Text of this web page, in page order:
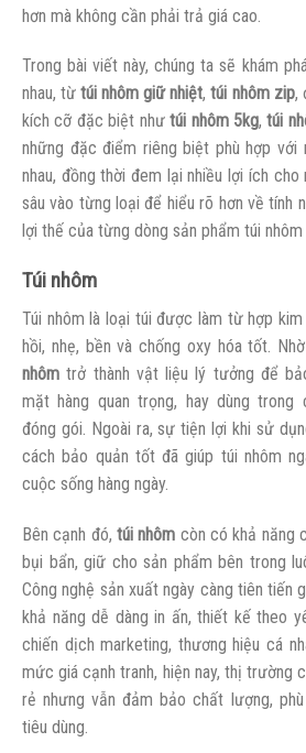
hơn mà không cần phải trả giá cao.
Trong bài viết này, chúng ta sẽ khám
nhau, từtúi nhôm giữ nhiệt,túi nhôm zip,
kích cỡ đặc biệt nhưtúi nhôm 5kg,túi
những đặc điểm riêng biệt phù hợp với
nhau, đồng thời đem lại nhiều lợi ích cho
sâu vào từng loại để hiểu rõ hơn về tính
lợi thế của từng dòng sản phẩm túi
Túi nhôm
Túi nhôm là loại túi được làm từ hợp
hồi, nhẹ, bền và chống oxy hóa tốt.
nhôm trở thành vật liệu lý tưởng để
mặt hàng quan trọng, hay dùng trong
đóng gói. Ngoài ra, sự tiện lợi khi sử
cách bảo quản tốt đã giúp túi nhôm
cuộc sống hàng ngày.
Bên cạnh đó, túi nhôm còn có khả năng
bụi bẩn, giữ cho sản phẩm bên trong
Công nghệ sản xuất ngày càng tiên tiến
khả năng dễ dàng in ấn, thiết kế theo
chiến dịch marketing, thương hiệu cá
mức giá cạnh tranh, hiện nay, thị trường
rẻ nhưng vẫn đảm bảo chất lượng,
tiêu dùng.